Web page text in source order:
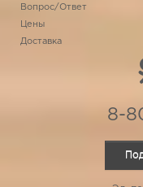
Вопрос/Ответ
Цены
Доставка
8-